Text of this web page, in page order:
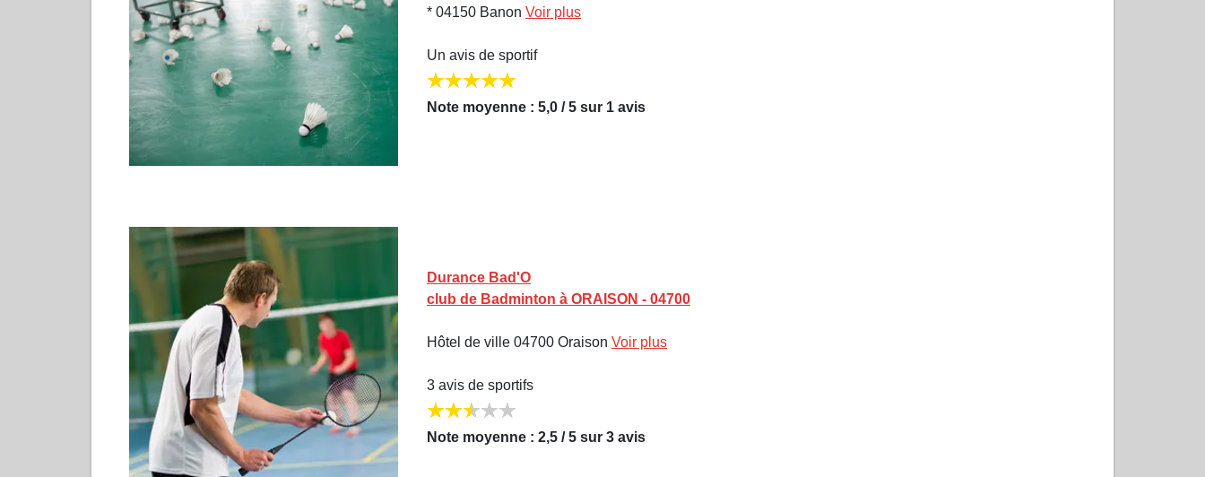
* 04150 Banon Voir plus
Un avis de sportif
Note moyenne : 5,0 / 5 sur 1 avis
Durance Bad'O
club de Badminton à ORAISON - 04700
Hôtel de ville 04700 Oraison Voir plus
3 avis de sportifs
Note moyenne : 2,5 / 5 sur 3 avis